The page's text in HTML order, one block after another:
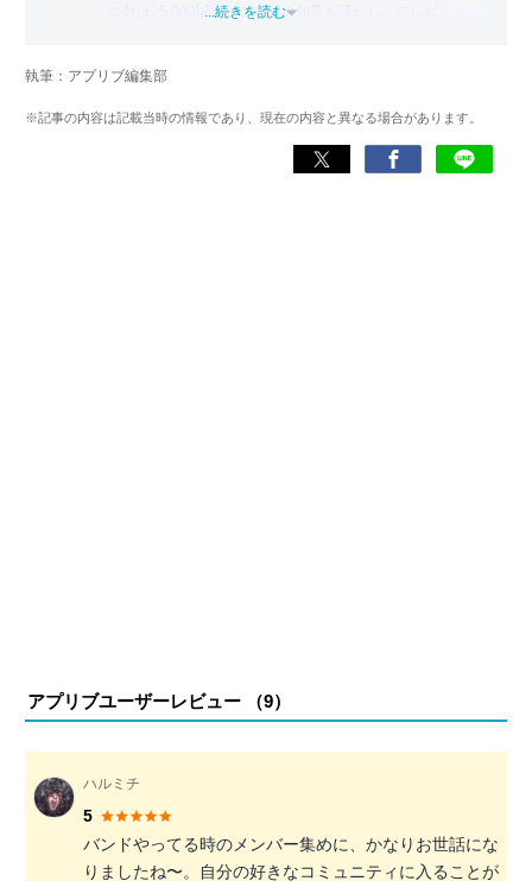
の数は25,000以上。アプリの知見を活かし、テレビ・
化アプリの紹介）、TBS『サタプラ』（スマホライフが変
スマホアプリ）他
...続きを読む
執筆：アプリブ編集部
※記事の内容は記載当時の情報であり、現在の内容と異なる場合があります。
アプリブユーザーレビュー （9）
ハルミチ
5
バンドやってる時のメンバー集めに、かなりお世話にな
りましたね〜。自分の好きなコミュニティに入ることが